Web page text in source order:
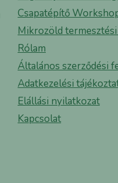
Csapatépítő
Mikrozöld
Rólam
Általános szerződési
Adatkezelési
Elállási nyilatkozat
Kapcsolat